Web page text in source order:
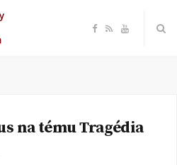
F
e
R Y
T
na tému Tragédia